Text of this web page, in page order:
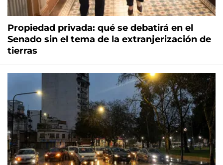
Propiedad privada: qué se debatirá en el
Senado sin el tema de la extranjerización de
tierras